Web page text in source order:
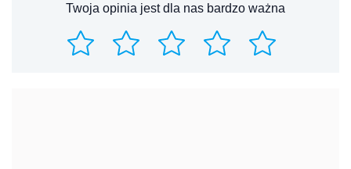
Twoja opinia jest dla nas bardzo ważna